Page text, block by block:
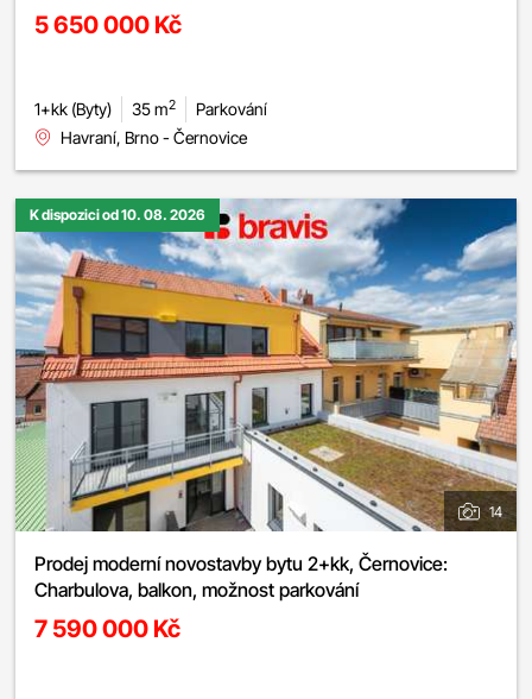
5 650 000 Kč
1+kk (Byty) 35 m2
Parkování
Havraní, Brno - Černovice
K dispozici od 10. 08. 2026
14
Prodej moderní novostavby bytu 2+kk, Černovice:
Charbulova, balkon, možnost parkování
7 590 000 Kč